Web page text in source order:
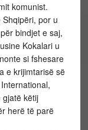
komunist.
por u
bindjet e saj,
Kokalari u
si fshesare
e krijimtarisë së
këtij
herë të parë